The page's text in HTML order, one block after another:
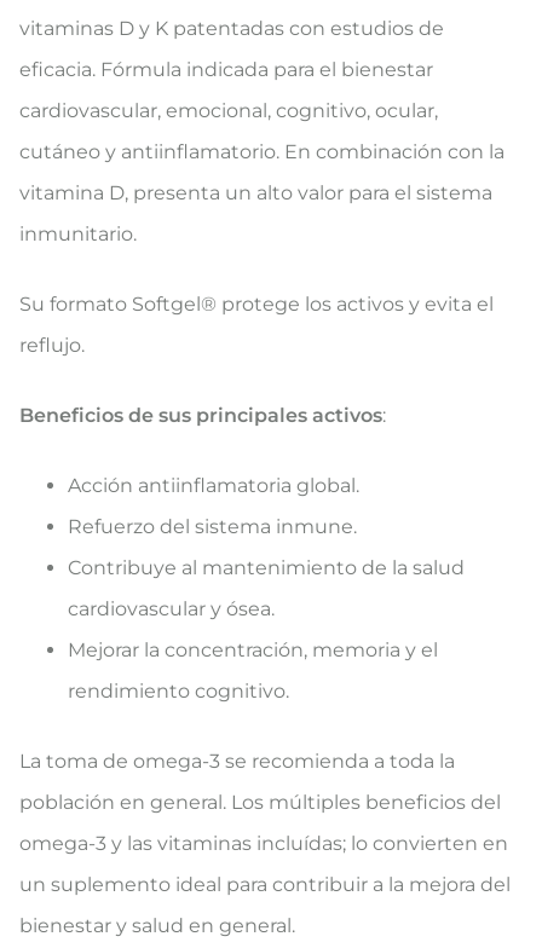
vitaminas D y K patentadas con estudios de
eficacia. Fórmula indicada para el bienestar
cardiovascular, emocional, cognitivo, ocular,
cutáneo y antiinflamatorio. En combinación con la
vitamina D, presenta un alto valor para el sistema
inmunitario.
Su formato Softgel® protege los activos y evita el
reflujo.
Beneficios de sus principales activos:
Acción antiinflamatoria global.
Refuerzo del sistema inmune.
Contribuye al mantenimiento de la salud
cardiovascular y ósea.
Mejorar la concentración, memoria y el
rendimiento cognitivo.
La toma de omega-3 se recomienda a toda la
población en general. Los múltiples beneficios del
omega-3 y las vitaminas incluídas; lo convierten en
un suplemento ideal para contribuir a la mejora del
bienestar y salud en general.